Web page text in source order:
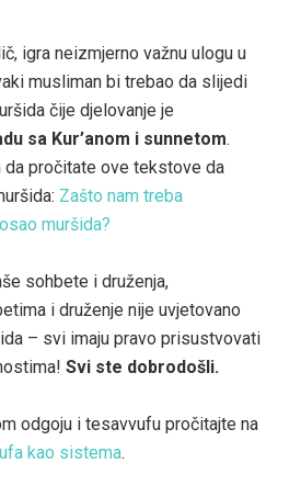
igra neizmjerno važnu ulogu u
musliman bi trebao da slijedi
čije djelovanje je
sa Kur’anom i sunnetom.
da pročitate ove tekstove da
Zašto nam treba
muršida?
sohbete i druženja,
i druženje nije uvjetovano
– svi imaju pravo prisustvovati
Svi ste dobrodošli.
odgoju i tesavvufu pročitajte na
kao sistema.